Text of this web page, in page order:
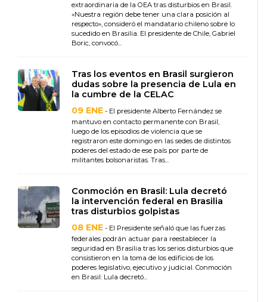
extraordinaria de la OEA tras disturbios en Brasil.
«Nuestra región debe tener una clara posición al
respecto», consideró el mandatario chileno sobre lo
sucedido en Brasilia. El presidente de Chile, Gabriel
Boric, convocó...
Tras los eventos en Brasil surgieron
dudas sobre la presencia de Lula en
la cumbre de la CELAC
09 ENE - El presidente Alberto Fernández se
mantuvo en contacto permanente con Brasil,
luego de los episodios de violencia que se
registraron este domingo en las sedes de distintos
poderes del estado de ese país por parte de
militantes bolsonaristas. Tras...
Conmoción en Brasil: Lula decretó
la intervención federal en Brasilia
tras disturbios golpistas
08 ENE - El Presidente señaló que las fuerzas
federales podrán actuar para reestablecer la
seguridad en Brasilia tras los serios disturbios que
consistieron en la toma de los edificios de los
poderes legislativo, ejecutivo y judicial. Conmoción
en Brasil: Lula decretó...